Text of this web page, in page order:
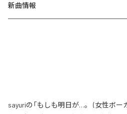
新曲情報
sayuriの「もしも明日が…。 (女性ボー